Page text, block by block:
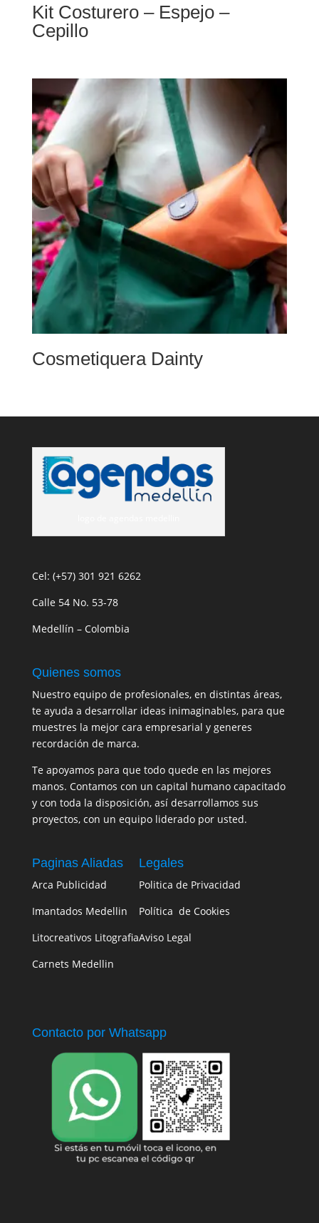
Kit Costurero – Espejo –
Cepillo
Cosmetiquera Dainty
Cel: (+57) 301 921 6262
Calle 54 No. 53-78
Medellín – Colombia
Quienes somos
Nuestro equipo de profesionales, en distintas áreas,
te ayuda a desarrollar ideas inimaginables, para que
muestres la mejor cara empresarial y generes
recordación de marca.
Te apoyamos para que todo quede en las mejores
manos. Contamos con un capital humano capacitado
y con toda la disposición, así desarrollamos sus
proyectos, con un equipo liderado por usted.
Paginas Aliadas
Arca Publicidad
Imantados Medellin
Litocreativos Litografia
Carnets Medellin
Legales
Politica de Privacidad
Política de Cookies
Aviso Legal
Contacto por Whatsapp